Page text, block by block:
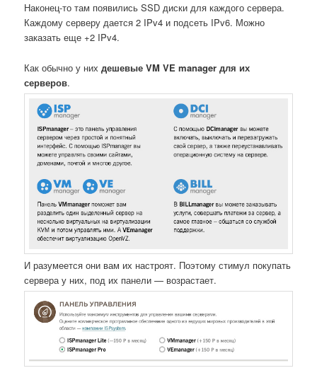
Наконец-то там появились SSD диски для каждого сервера.
Каждому серверу дается 2 IPv4 и подсеть IPv6. Можно
заказать еще +2 IPv4.
Как обычно у нихдешевые VM VE manager для их
серверов.
И разумеется они вам их настроят. Поэтому стимул покупать
сервера у них, под их панели — возрастает.